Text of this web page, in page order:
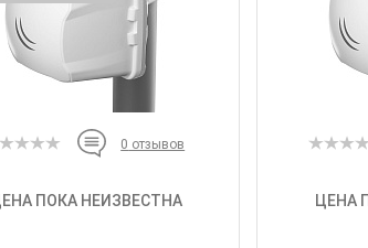
0 отзывов
ПОКА НЕИЗВЕСТНА ЦЕНА